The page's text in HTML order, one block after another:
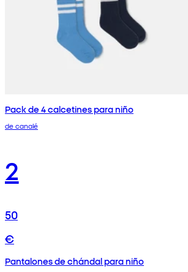
Pack de 4 calcetines para niño
de canalé
2
50
€
Pantalones de chándal para niño